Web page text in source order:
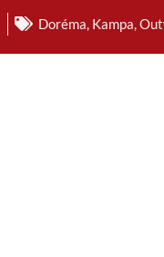
Doréma, Kampa,